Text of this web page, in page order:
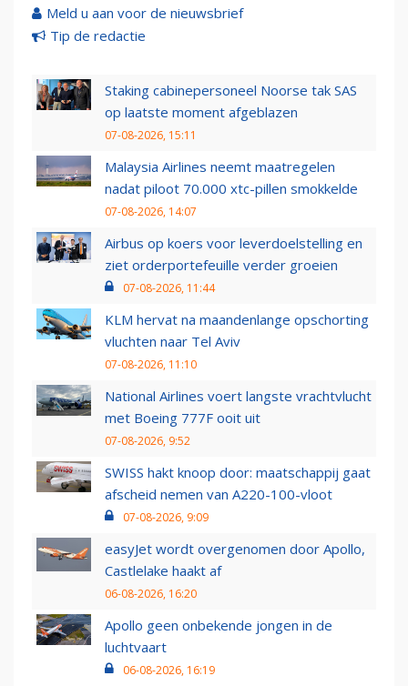
Meld u aan voor de nieuwsbrief
Tip de redactie
Staking cabinepersoneel Noorse tak SAS
op laatste moment afgeblazen
07-08-2026, 15:11
Malaysia Airlines neemt maatregelen
nadat piloot 70.000 xtc-pillen smokkelde
07-08-2026, 14:07
Airbus op koers voor leverdoelstelling en
ziet orderportefeuille verder groeien
07-08-2026, 11:44
KLM hervat na maandenlange opschorting
vluchten naar Tel Aviv
07-08-2026, 11:10
National Airlines voert langste vrachtvlucht
met Boeing 777F ooit uit
07-08-2026, 9:52
SWISS hakt knoop door: maatschappij gaat
afscheid nemen van A220-100-vloot
07-08-2026, 9:09
easyJet wordt overgenomen door Apollo,
Castlelake haakt af
06-08-2026, 16:20
Apollo geen onbekende jongen in de
luchtvaart
06-08-2026, 16:19